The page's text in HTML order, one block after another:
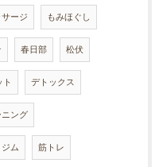
ージ もみほぐし
春日部 松伏
ト デトックス
ニング
ジム 筋トレ